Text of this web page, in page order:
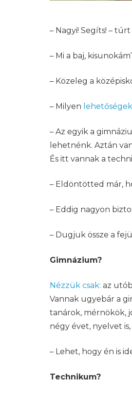
– Nagyi! Segíts! –
– Mi a baj,
– Közeleg a
– Milyen lehetőségek
– Az egyik a
lehetnénk. Aztán
És itt vannak a
– Eldöntötted már,
– Eddig nagyon
– Dugjuk össze a
Gimnázium?
Nézzük csak: az
Vannak ugyebár a
tanárok, mérnökök,
négy évet, nyelvet
– Lehet, hogy én is
Technikum?